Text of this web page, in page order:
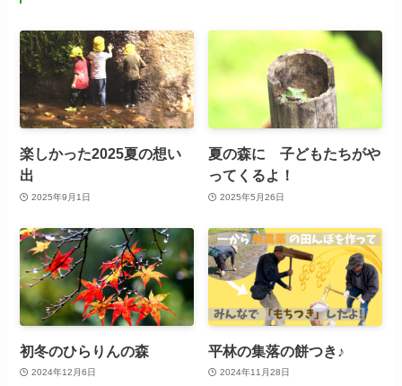
楽しかった2025夏の想い
出
2025年9月1日
夏の森に 子どもたちがや
ってくるよ！
2025年5月26日
初冬のひらりんの森
2024年12月6日
平林の集落の餅つき♪
2024年11月28日